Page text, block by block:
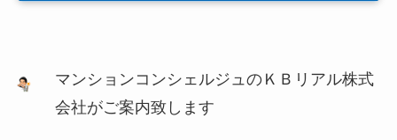
マンションコンシェルジュのＫＢリアル株式
会社がご案内致します